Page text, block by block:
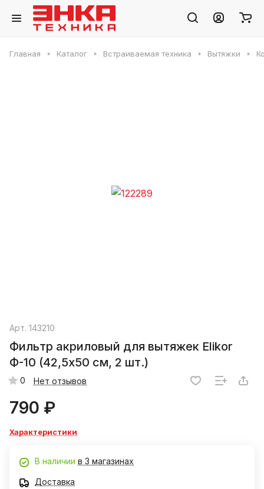
Главная Каталог Встраиваемая техника Вытяжки
Арт. 143210
Фильтр акриловый для вытяжек Elikor
Ф-10 (42,5х50 см, 2 шт.)
0 Нет отзывов
790 ₽
Характеристики
В наличии в 3 магазинах
Доставка